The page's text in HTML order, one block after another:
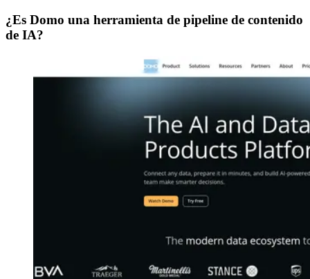
¿Es Domo una herramienta de pipeline de contenido
de IA?